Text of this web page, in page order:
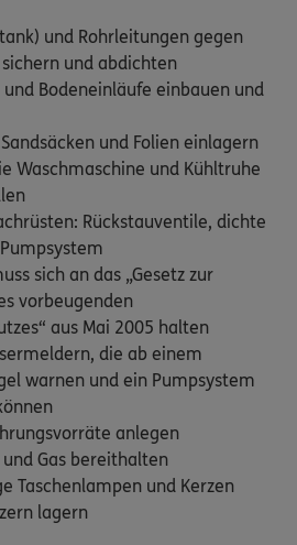
und Rohrleitungen gegen
und abdichten
Bodeneinläufe einbauen und
und Folien einlagern
Waschmaschine und Kühltruhe
Rückstauventile, dichte
sich an das „Gesetz zur
vorbeugenden
aus Mai 2005 halten
die ab einem
warnen und ein Pumpsystem
anlegen
Gas bereithalten
Taschenlampen und Kerzen
lagern